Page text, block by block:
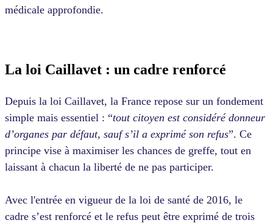
médicale approfondie.
La loi Caillavet : un cadre renforcé
Depuis la loi Caillavet, la France repose sur un fondement
simple mais essentiel : “tout citoyen est considéré donneur
d’organes par défaut, sauf s’il a exprimé son refus”. Ce
principe vise à maximiser les chances de greffe, tout en
laissant à chacun la liberté de ne pas participer.
Avec l'entrée en vigueur de la loi de santé de 2016, le
cadre s’est renforcé et le refus peut être exprimé de trois